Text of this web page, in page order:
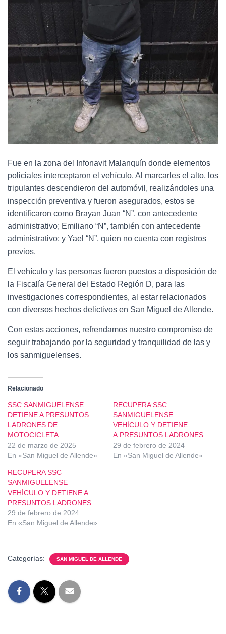
Fue en la zona del Infonavit Malanquín donde elementos
policiales interceptaron el vehículo. Al marcarles el alto, los
tripulantes descendieron del automóvil, realizándoles una
inspección preventiva y fueron asegurados, estos se
identificaron como Brayan Juan “N”, con antecedente
administrativo; Emiliano “N”, también con antecedente
administrativo; y Yael “N”, quien no cuenta con registros
previos.
El vehículo y las personas fueron puestos a disposición de
la Fiscalía General del Estado Región D, para las
investigaciones correspondientes, al estar relacionados
con diversos hechos delictivos en San Miguel de Allende.
Con estas acciones, refrendamos nuestro compromiso de
seguir trabajando por la seguridad y tranquilidad de las y
los sanmiguelenses.
Relacionado
SSC SANMIGUELENSE
DETIENE A PRESUNTOS
LADRONES DE
MOTOCICLETA
22 de marzo de 2025
En «San Miguel de Allende»
RECUPERA SSC
SANMIGUELENSE
VEHÍCULO Y DETIENE
A PRESUNTOS LADRONES
29 de febrero de 2024
En «San Miguel de Allende»
RECUPERA SSC
SANMIGUELENSE
VEHÍCULO Y DETIENE A
PRESUNTOS LADRONES
29 de febrero de 2024
En «San Miguel de Allende»
Categorías: SAN MIGUEL DE ALLENDE